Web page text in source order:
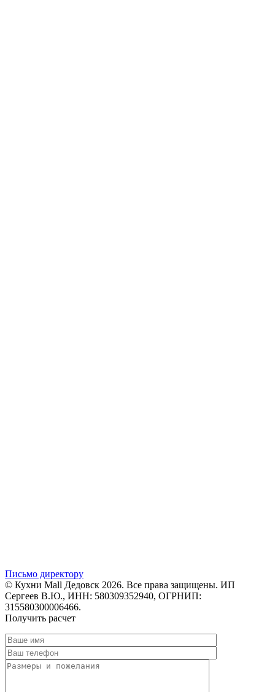
Письмо директору
© Кухни Mall Дедовск 2026. Все права защищены. ИП
Сергеев В.Ю., ИНН: 580309352940, ОГРНИП:
315580300006466.
Получить расчет